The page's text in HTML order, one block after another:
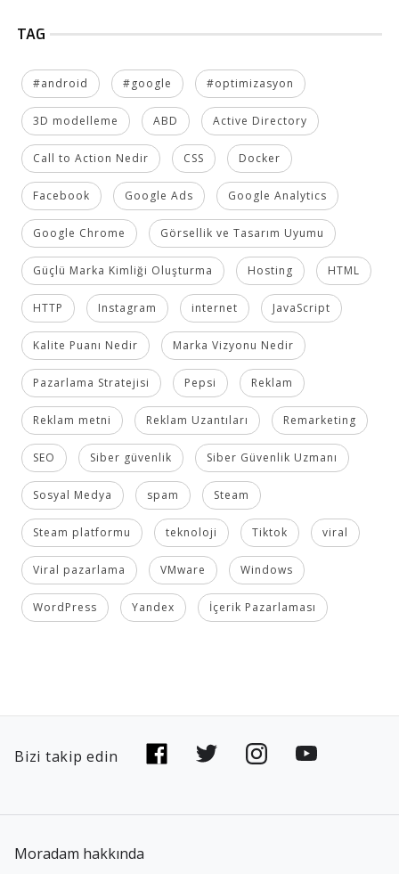
TAG
#android #google #optimizasyon
3D modelleme ABD Active Directory
Call to Action Nedir CSS Docker
Facebook Google Ads Google Analytics
Google Chrome Görsellik ve Tasarım Uyumu
Güçlü Marka Kimliği Oluşturma Hosting HTML
HTTP Instagram internet JavaScript
Kalite Puanı Nedir Marka Vizyonu Nedir
Pazarlama Stratejisi Pepsi Reklam
Reklam metni Reklam Uzantıları Remarketing
SEO Siber güvenlik Siber Güvenlik Uzmanı
Sosyal Medya spam Steam
Steam platformu teknoloji Tiktok viral
Viral pazarlama VMware Windows
WordPress Yandex İçerik Pazarlaması
Bizi takip edin
Moradam hakkında